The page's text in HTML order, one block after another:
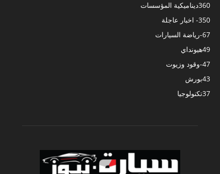
ديناميكية المؤسسات360
- اخبار عاجلة350
-رياضة السيارات67
هيونداي49
-وقود وزيوت47
بورش43
تكنولوجيا37